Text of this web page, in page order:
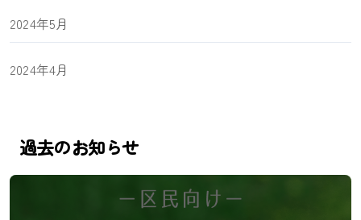
2024年5月
2024年4月
過去のお知らせ